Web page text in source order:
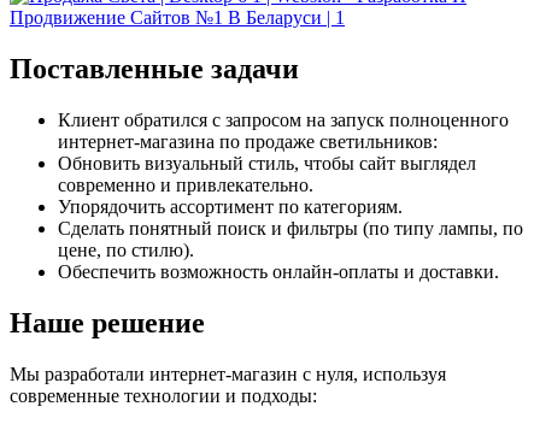
Поставленные задачи
Клиент обратился с запросом на запуск полноценного
интернет-магазина по продаже светильников:
Обновить визуальный стиль, чтобы сайт выглядел
современно и привлекательно.
Упорядочить ассортимент по категориям.
Сделать понятный поиск и фильтры (по типу лампы, по
цене, по стилю).
Обеспечить возможность онлайн-оплаты и доставки.
Наше решение
Мы разработали интернет-магазин с нуля, используя
современные технологии и подходы: